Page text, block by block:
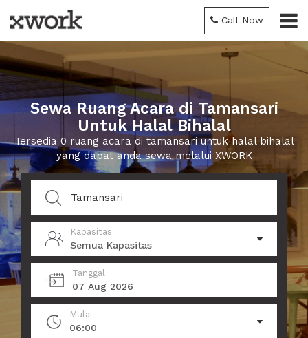
Call Now
Sewa Ruang Acara di Tamansari
Untuk Halal Bihalal
Tersedia 0 ruang acara di tamansari untuk halal bihalal
yang dapat anda sewa melalui XWORK
Kapasitas
Semua Kapasitas
Tanggal
07 Aug 2026
Mulai
06:00